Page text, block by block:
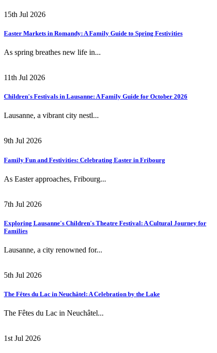
15th Jul 2026
Easter Markets in Romandy: A Family Guide to Spring Festivities
As spring breathes new life in...
11th Jul 2026
Children's Festivals in Lausanne: A Family Guide for October 2026
Lausanne, a vibrant city nestl...
9th Jul 2026
Family Fun and Festivities: Celebrating Easter in Fribourg
As Easter approaches, Fribourg...
7th Jul 2026
Exploring Lausanne's Children's Theatre Festival: A Cultural Journey for
Families
Lausanne, a city renowned for...
5th Jul 2026
The Fêtes du Lac in Neuchâtel: A Celebration by the Lake
The Fêtes du Lac in Neuchâtel...
1st Jul 2026